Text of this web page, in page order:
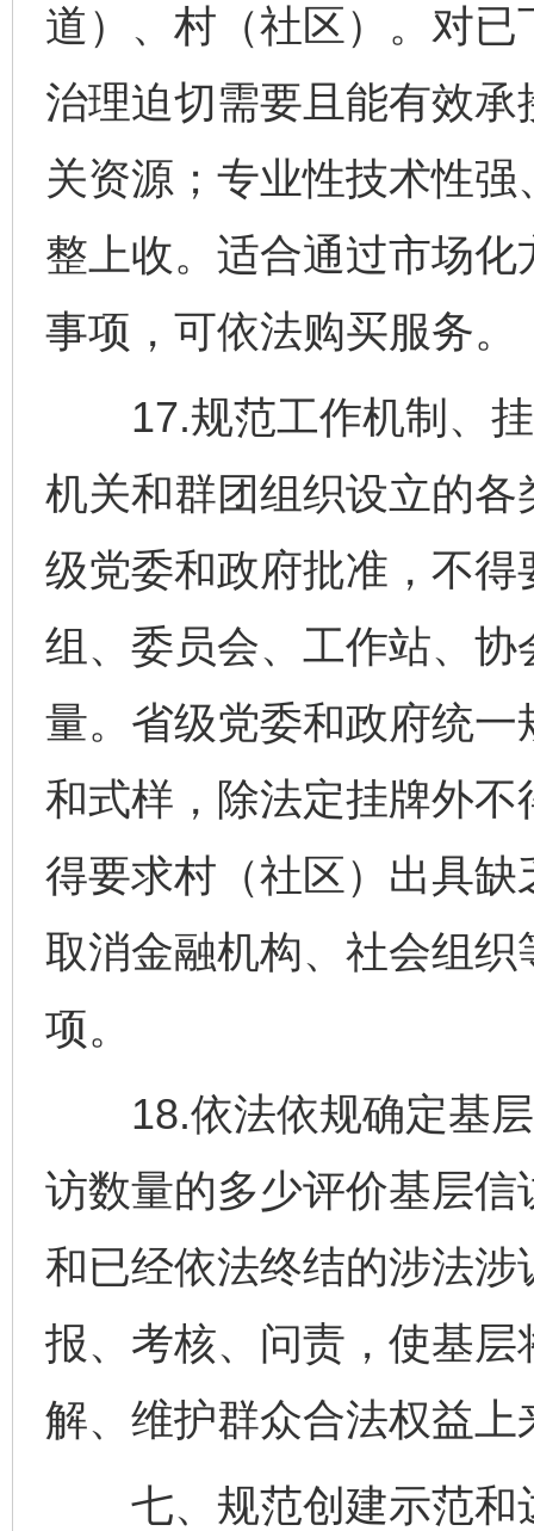
道）、村（社区）。对
治理迫切需要且能有效
关资源；专业性技术性
整上收。适合通过市场
事项，可依法购买服务。
17.规范工作机制、挂
机关和群团组织设立的
级党委和政府批准，不
组、委员会、工作站、
量。省级党委和政府统
和式样，除法定挂牌外
得要求村（社区）出具
取消金融机构、社会组
项。
18.依法依规确定基层
访数量的多少评价基层
和已经依法终结的涉法
报、考核、问责，使基
解、维护群众合法权益上
七、规范创建示范和